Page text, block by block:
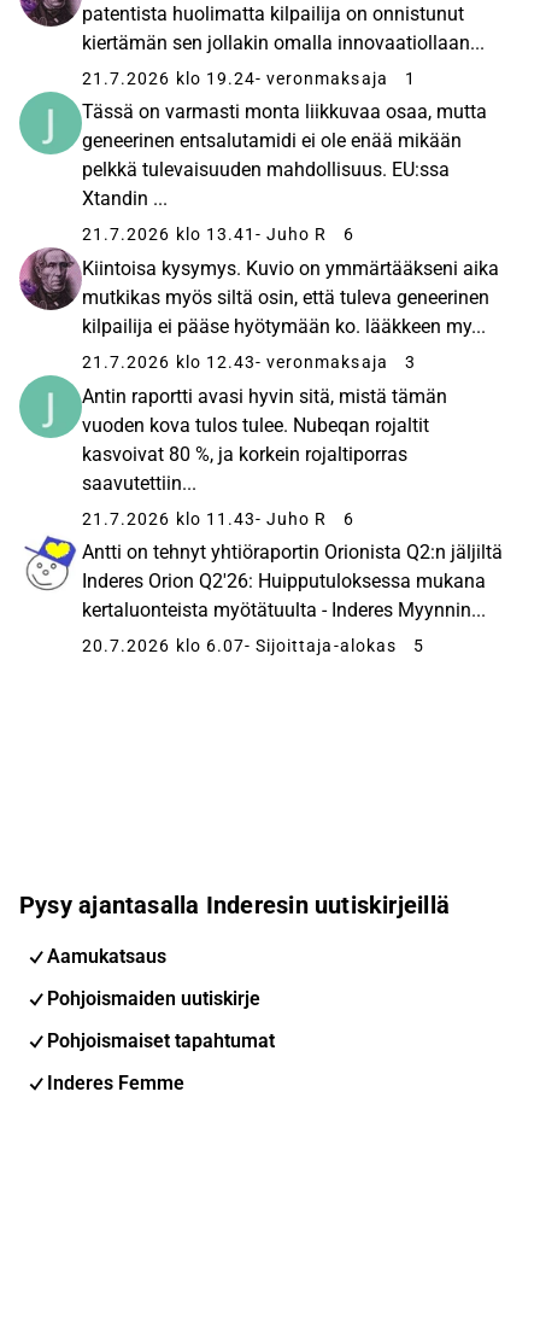
patentista huolimatta kilpailija on onnistunut
kiertämän sen jollakin omalla innovaatiollaan...
21.7.2026 klo 19.24- veronmaksaja 1
Tässä on varmasti monta liikkuvaa osaa, mutta
geneerinen entsalutamidi ei ole enää mikään
pelkkä tulevaisuuden mahdollisuus. EU:ssa
Xtandin ...
21.7.2026 klo 13.41 - Juho R 6
Kiintoisa kysymys. Kuvio on ymmärtääkseni aika
mutkikas myös siltä osin, että tuleva geneerinen
kilpailija ei pääse hyötymään ko. lääkkeen my...
21.7.2026 klo 12.43- veronmaksaja 3
Antin raportti avasi hyvin sitä, mistä tämän
vuoden kova tulos tulee. Nubeqan rojaltit
kasvoivat 80 %, ja korkein rojaltiporras
saavutettiin...
21.7.2026 klo 11.43- Juho R 6
Antti on tehnyt yhtiöraportin Orionista Q2:n jäljiltä
Inderes Orion Q2'26: Huipputuloksessa mukana
kertaluonteista myötätuulta - Inderes Myynnin...
20.7.2026 klo 6.07- Sijoittaja-alokas 5
Pysy ajantasalla Inderesin uutiskirjeillä
Aamukatsaus
Pohjoismaiden uutiskirje
Pohjoismaiset tapahtumat
Inderes Femme